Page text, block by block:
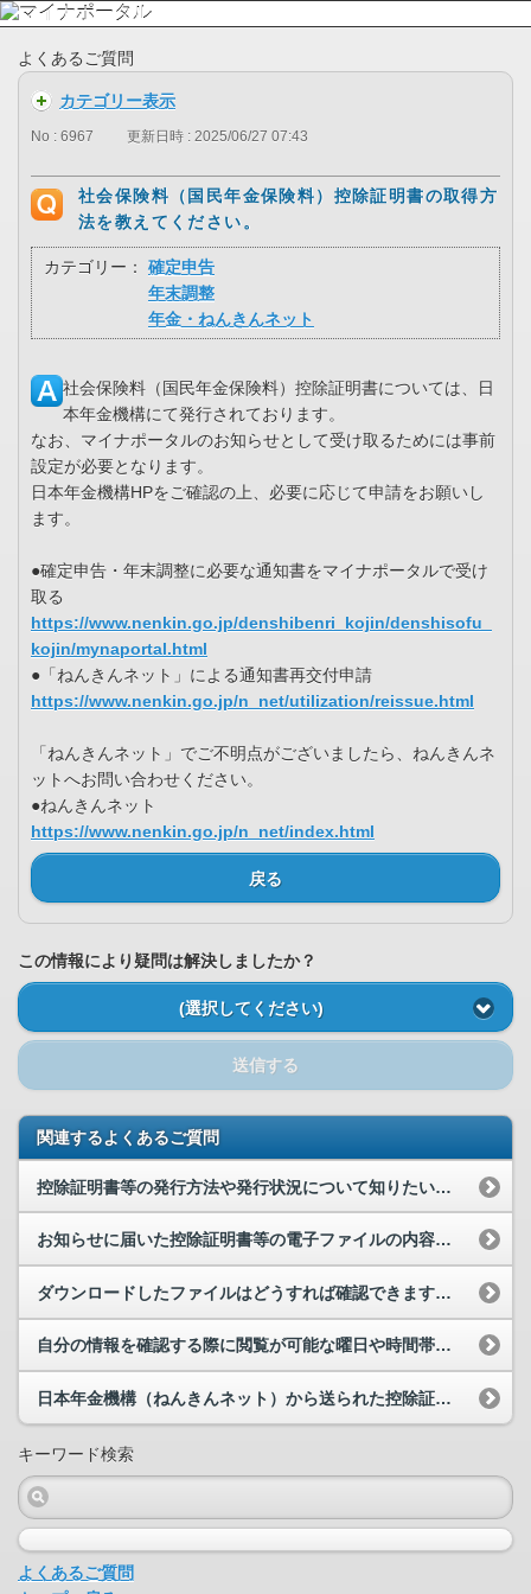
よくあるご質問
カテゴリー表示
No : 6967 更新日時 : 2025/06/27 07:43
社会保険料（国民年金保険料）控除証明書の取得方
法を教えてください。
カテゴリー：
確定申告
年末調整
年金・ねんきんネット
社会保険料（国民年金保険料）控除証明書については、日
本年金機構にて発行されております。
なお、マイナポータルのお知らせとして受け取るためには事前
設定が必要となります。
日本年金機構HPをご確認の上、必要に応じて申請をお願いし
ます。
●確定申告・年末調整に必要な通知書をマイナポータルで受け
取る
https://www.nenkin.go.jp/denshibenri_kojin/denshisofu_
kojin/mynaportal.html
●「ねんきんネット」による通知書再交付申請
https://www.nenkin.go.jp/n_net/utilization/reissue.html
「ねんきんネット」でご不明点がございましたら、ねんきんネ
ットへお問い合わせください。
●ねんきんネット
https://www.nenkin.go.jp/n_net/index.html
戻る
この情報により疑問は解決しましたか？
(選択してください)
送信する
関連するよくあるご質問
控除証明書等の発行方法や発行状況について知りたいです。
お知らせに届いた控除証明書等の電子ファイルの内容を確認することができません。なぜですか。
ダウンロードしたファイルはどうすれば確認できますか。
自分の情報を確認する際に閲覧が可能な曜日や時間帯の制限はありますか。
日本年金機構（ねんきんネット）から送られた控除証明書、源泉徴収票が開けません。また、開けた場合...
キーワード検索
よくあるご質問